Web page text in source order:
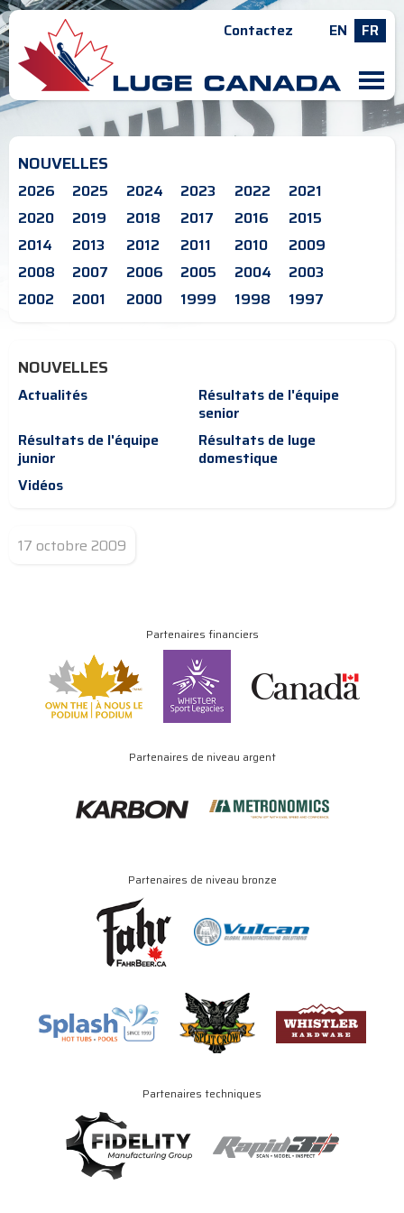
Contactez EN FR
M
NOUVELLES
2026 2025 2024 2023 2022
2021
2020
2019 2018 2017 2016
2015
2014
2013 2012 2011 2010
2009
2008
2007 2006 2005 2004
2003
2002
2001 2000 1999 1998 1997
NOUVELLES
Actualités
Résultats de l'équipe
senior
Résultats de l'équipe
junior
Résultats de luge
domestique
Vidéos
17 octobre 2009
Partenaires financiers
Partenaires de niveau argent
Partenaires de niveau bronze
Partenaires techniques